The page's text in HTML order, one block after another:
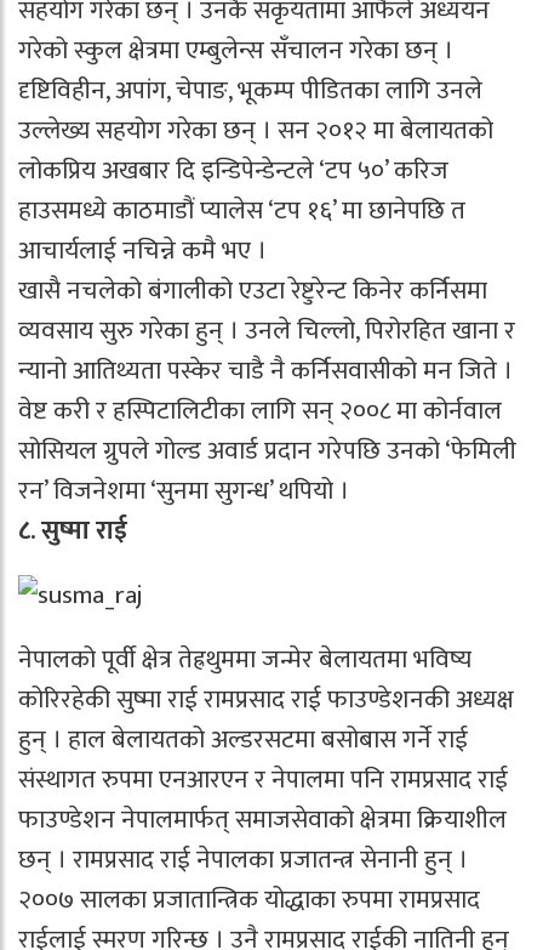
सहयोग गरेका छन् । उनकै सकृयतामा आफैले अध्ययन
गरेको स्कुल क्षेत्रमा एम्बुलेन्स सँचालन गरेका छन् ।
दृष्टिविहीन, अपांग, चेपाङ, भूकम्प पीडितका लागि उनले
उल्लेख्य सहयोग गरेका छन् । सन २०१२ मा बेलायतको
लोकप्रिय अखबार दि इन्डिपेन्डेन्टले ‘टप ५०’ करिज
हाउसमध्ये काठमाडौं प्यालेस ‘टप १६’ मा छानेपछि त
आचार्यलाई नचिन्ने कमै भए ।
खासै नचलेको बंगालीको एउटा रेष्टुरेन्ट किनेर कर्निसमा
व्यवसाय सुरु गरेका हुन् । उनले चिल्लो, पिरोरहित खाना र
न्यानो आतिथ्यता पस्केर चाडै नै कर्निसवासीको मन जिते ।
वेष्ट करी र हस्पिटालिटीका लागि सन् २००८ मा कोर्नवाल
सोसियल ग्रुपले गोल्ड अवार्ड प्रदान गरेपछि उनको ‘फेमिली
रन’ विजनेशमा ‘सुनमा सुगन्ध’ थपियो ।
८. सुष्मा राई
नेपालको पूर्वी क्षेत्र तेह्रथुममा जन्मेर बेलायतमा भविष्य
कोरिरहेकी सुष्मा राई रामप्रसाद राई फाउण्डेशनकी अध्यक्ष
हुन् । हाल बेलायतको अल्डरसटमा बसोबास गर्ने राई
संस्थागत रुपमा एनआरएन र नेपालमा पनि रामप्रसाद राई
फाउण्डेशन नेपालमार्फत् समाजसेवाको क्षेत्रमा क्रियाशील
छन् । रामप्रसाद राई नेपालका प्रजातन्त्र सेनानी हुन् ।
२००७ सालका प्रजातान्त्रिक योद्धाका रुपमा रामप्रसाद
राईलाई स्मरण गरिन्छ । उनै रामप्रसाद राईकी नातिनी हुन्